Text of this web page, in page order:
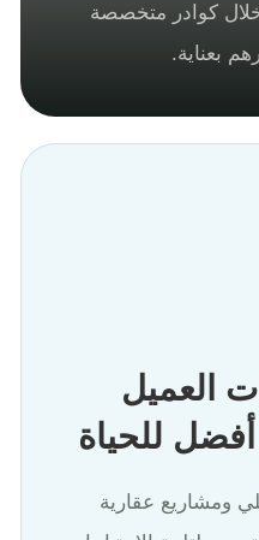
كوادر متخصصة
بعناية.
العميل
للحياة
ومشاريع عقارية